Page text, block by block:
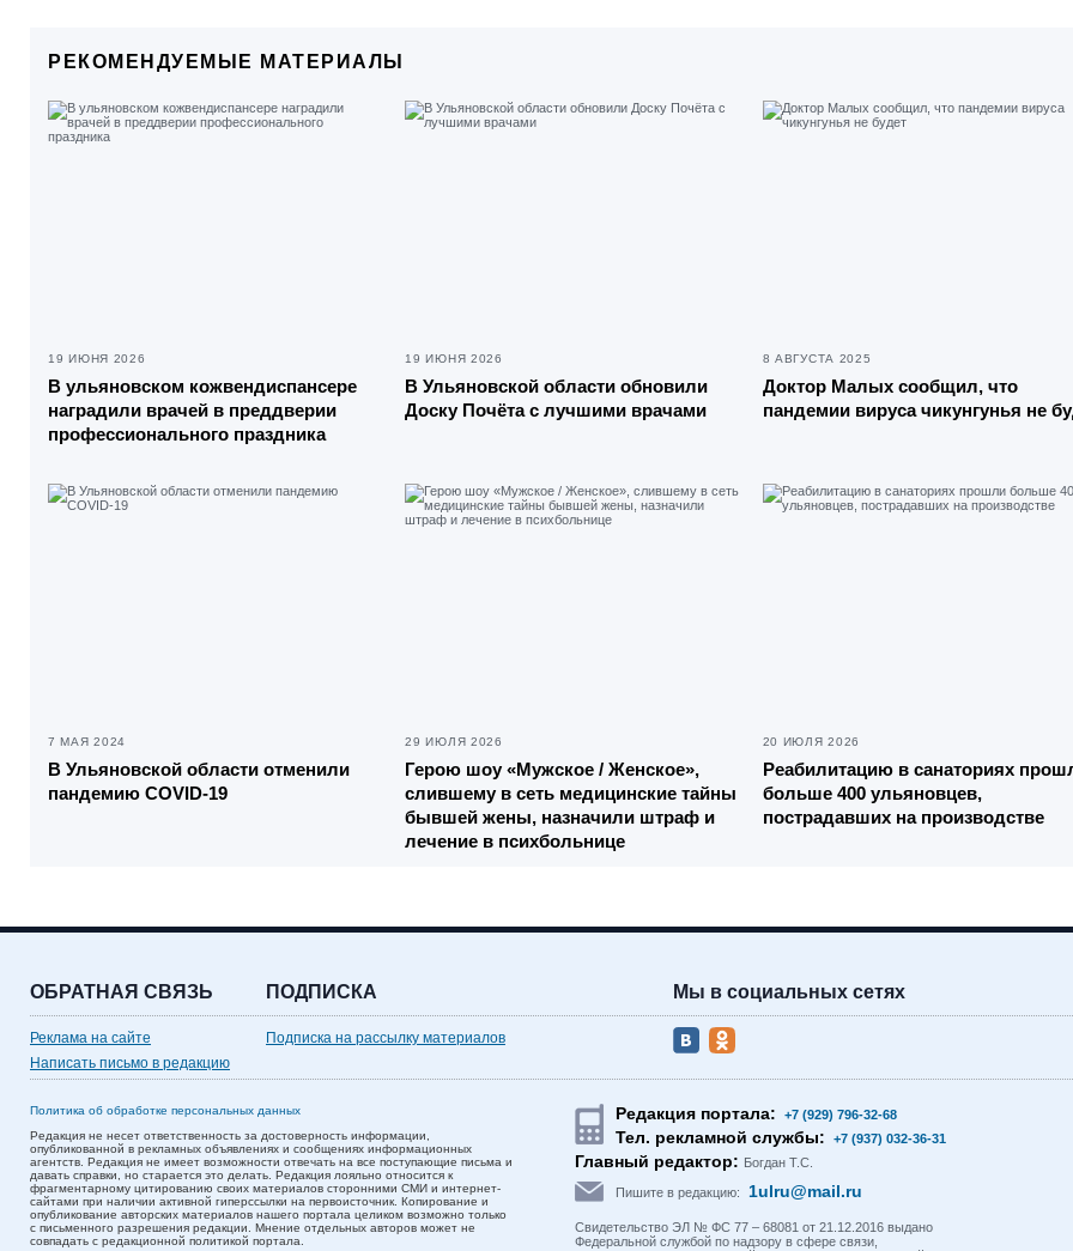
РЕКОМЕНДУЕМЫЕ МАТЕРИАЛЫ
19 ИЮНЯ 2026
В ульяновском кожвендиспансере
наградили врачей в преддверии
профессионального праздника
19 ИЮНЯ 2026
В Ульяновской области обновили
Доску Почёта с лучшими врачами
8 АВГУСТА 2025
Доктор Малых сообщил, что
пандемии вируса чикунгунья не
7 МАЯ 2024
В Ульяновской области отменили
пандемию COVID-19
29 ИЮЛЯ 2026
Герою шоу «Мужское / Женское»,
слившему в сеть медицинские тайны
бывшей жены, назначили штраф и
лечение в психбольнице
20 ИЮЛЯ 2026
Реабилитацию в санаториях
больше 400 ульяновцев,
пострадавших на производстве
ОБРАТНАЯ СВЯЗЬ
Реклама на сайте
Написать письмо в редакцию
ПОДПИСКА
Подписка на рассылку материалов
Мы в социальных сетях
Политика об обработке персональных данных
Редакция не несет ответственность за достоверность информации,
опубликованной в рекламных объявлениях и сообщениях информационных
агентств. Редакция не имеет возможности отвечать на все поступающие письма и
давать справки, но старается это делать. Редакция лояльно относится к
фрагментарному цитированию своих материалов сторонними СМИ и интернет-
сайтами при наличии активной гиперссылки на первоисточник. Копирование и
опубликование авторских материалов нашего портала целиком возможно только
с письменного разрешения редакции. Мнение отдельных авторов может не
совпадать с редакционной политикой портала.
Редакция портала: +7 (929) 796-32-68
Тел. рекламной службы: +7 (937) 032-36-31
Главный редактор: Богдан Т.С.
Пишите в редакцию: 1ulru@mail.ru
Свидетельство ЭЛ № ФС 77 – 68081 от 21.12.2016 выдано
Федеральной службой по надзору в сфере связи,